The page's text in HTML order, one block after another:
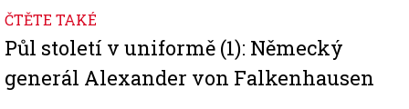
ČTĚTE TAKÉ
Půl století v uniformě (1): Německý
generál Alexander von Falkenhausen